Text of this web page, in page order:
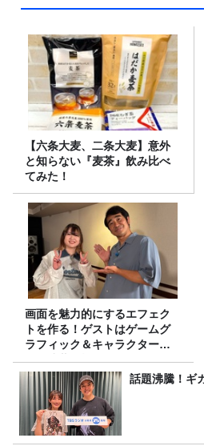
【六条大麦、二条大麦】意外
と知らない『麦茶』飲み比べ
てみた！
画面を魅力的にするエフェク
トを作る！ゲストはゲームグ
ラフィック＆キャラクター専
攻の遠藤里桜さん！
話題沸騰！ギ